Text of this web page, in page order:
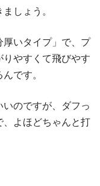
しょう。
厚いタイプ」で、プ
りやすくて飛びやす
です。
のですが、ダフっ
、よほどちゃんと打